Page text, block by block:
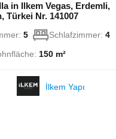
in Ilkem Vegas, Erdemli,
Türkei Nr. 141007
5 Schlafzimmer: 4
150 m²
İlkem Yapı